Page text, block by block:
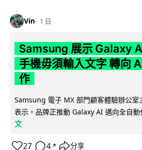
Vin 1 日
Samsung 展示 Galaxy
手機毋須輸入文字 轉向
作
Samsung 電子 MX 部門顧客體驗辦公室
表示，品牌正推動 Galaxy AI 邁向全自
文
27 4 ↗ 分享